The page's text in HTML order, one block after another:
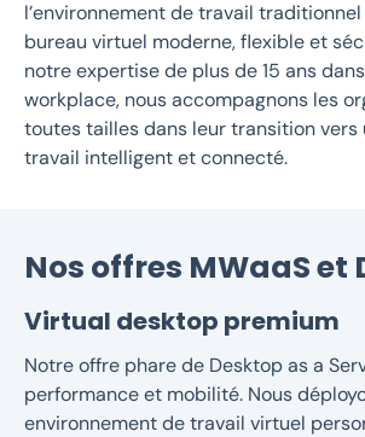
l’environnement de travail
bureau virtuel moderne, flexible et
notre expertise de plus de 15 ans
workplace, nous accompagnons les
toutes tailles dans leur transition vers
travail intelligent et connecté.
Nos offres MWaaS et
Virtual desktop premium
Notre offre phare de Desktop as a
performance et mobilité. Nous
environnement de travail virtuel